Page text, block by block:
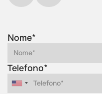
Nome*
Telefono*